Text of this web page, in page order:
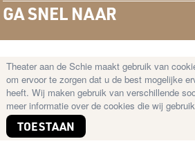
GA SNEL NAAR
© Copyright 2026 Theater aan
Disclaimer–Cookies– Privacy
Theater aan de Schie maakt gebruik van
om ervoor te zorgen dat u de best mogelijke
heeft. Wij maken gebruik van verschillende
meer informatie over de cookies die wij
TOESTAAN